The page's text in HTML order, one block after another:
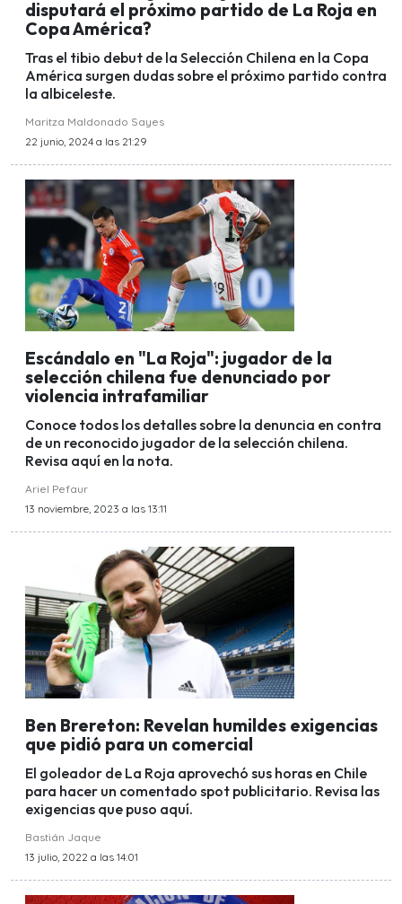
disputará el próximo partido de La Roja en
Copa América?
Tras el tibio debut de la Selección Chilena en la Copa
América surgen dudas sobre el próximo partido contra
la albiceleste.
Maritza Maldonado Sayes
22 junio, 2024 a las 21:29
Escándalo en "La Roja": jugador de la
selección chilena fue denunciado por
violencia intrafamiliar
Conoce todos los detalles sobre la denuncia en contra
de un reconocido jugador de la selección chilena.
Revisa aquí en la nota.
Ariel Pefaur
13 noviembre, 2023 a las 13:11
Ben Brereton: Revelan humildes exigencias
que pidió para un comercial
El goleador de La Roja aprovechó sus horas en Chile
para hacer un comentado spot publicitario. Revisa las
exigencias que puso aquí.
Bastián Jaque
13 julio, 2022 a las 14:01